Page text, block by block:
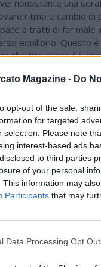
Magazine - Do
opt-out of the sale,
for targeted
selection. Please note
interest-based ads
to third parties
of your personal
This information may
Participants that may
Data Processing Opt
nonostante una
ritmo e cambio di
a tratti di far male
equilibrio. Questo
negli ultimi minuti il
con l’arrivo di De
realizzativa. È un
la giocata giusta
la prestazione di Lucca?
una partita semplice, e
giovane
della squadra
magari osservando
titolare, con la